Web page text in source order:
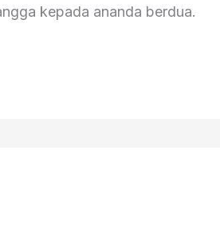
kepada ananda berdua.